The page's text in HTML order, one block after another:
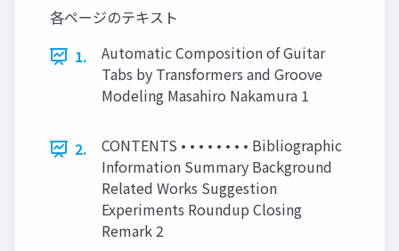
各ページのテキスト
1.
Automatic Composition of Guitar
Tabs by Transformers and Groove
Modeling Masahiro Nakamura 1
2.
CONTENTS • • • • • • • • Bibliographic
Information Summary Background
Related Works Suggestion
Experiments Roundup Closing
Remark 2